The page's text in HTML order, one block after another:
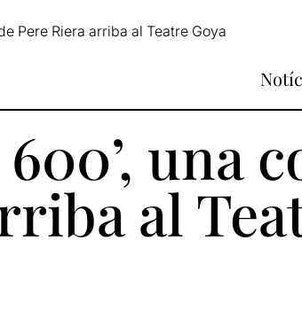
Pere Riera arriba al Teatre Goya
una
al